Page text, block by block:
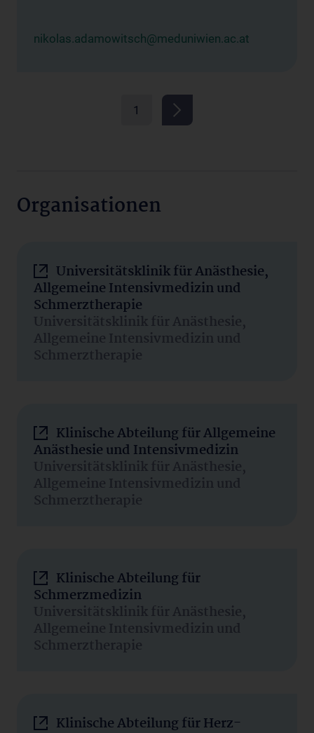
nikolas.adamowitsch@meduniwien.ac.at
1
Organisationen
Universitätsklinik für Anästhesie,
Allgemeine Intensivmedizin und
Schmerztherapie
Universitätsklinik für Anästhesie,
Allgemeine Intensivmedizin und
Schmerztherapie
Klinische Abteilung für Allgemeine
Anästhesie und Intensivmedizin
Universitätsklinik für Anästhesie,
Allgemeine Intensivmedizin und
Schmerztherapie
Klinische Abteilung für
Schmerzmedizin
Universitätsklinik für Anästhesie,
Allgemeine Intensivmedizin und
Schmerztherapie
Klinische Abteilung für Herz-